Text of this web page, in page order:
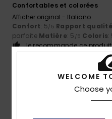
Confortables et colorées
Afficher original - Italiano
Confort: 5/5 Rapport
parfaite Matière: 5 /5 Coloris:
Je recommande ce produit
5
WELCOME
Choose